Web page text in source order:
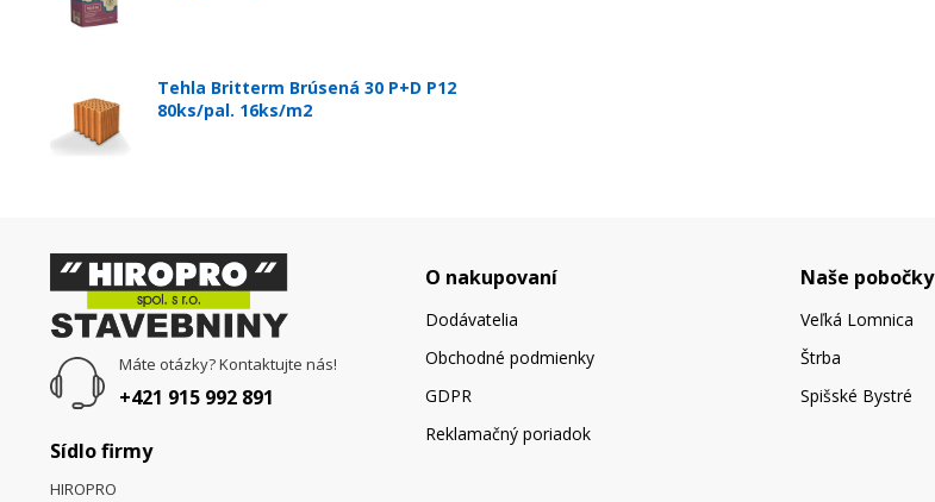
Tehla Britterm Brúsená 30 P+D P12
80ks/pal. 16ks/m2
Máte otázky? Kontaktujte nás!
+421 915 992 891
Sídlo firmy
HIROPRO
O nakupovaní
Dodávatelia
Obchodné podmienky
GDPR
Reklamačný poriadok
Naše pobočky
Veľká Lomnica
Štrba
Spišské Bystré